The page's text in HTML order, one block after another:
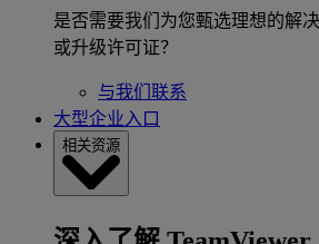
是否需要我们为您甄选理想的解
或升级许可证？
与我们联系
大型企业入口
相关资源